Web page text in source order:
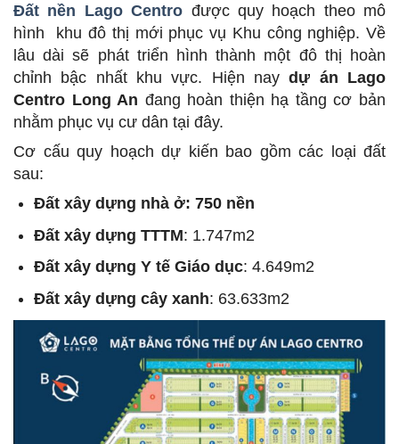
Đất nền Lago Centro được quy hoạch theo mô
hình khu đô thị mới phục vụ Khu công nghiệp. Về
lâu dài sẽ phát triển hình thành một đô thị hoàn
chỉnh bậc nhất khu vực. Hiện naydự án Lago
Centro Long An đang hoàn thiện hạ tầng cơ bản
nhằm phục vụ cư dân tại đây.
Cơ cấu quy hoạch dự kiến bao gồm các loại đất
sau:
Đất xây dựng nhà ở: 750 nền
Đất xây dựng TTTM: 1.747m2
Đất xây dựng Y tế Giáo dục: 4.649m2
Đất xây dựng cây xanh: 63.633m2